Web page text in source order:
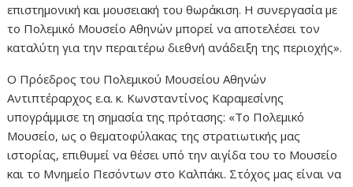
επιστημονική και μουσειακή του θωράκιση. Η συνεργασία με
το Πολεμικό Μουσείο Αθηνών μπορεί να αποτελέσει τον
καταλύτη για την περαιτέρω διεθνή ανάδειξη της περιοχής».
Ο Πρόεδρος του Πολεμικού Μουσείου Αθηνών
Αντιπτέραρχος ε.α. κ. Κωνσταντίνος Καραμεσίνης
υπογράμμισε τη σημασία της πρότασης: «Το Πολεμικό
Μουσείο, ως ο θεματοφύλακας της στρατιωτικής μας
ιστορίας, επιθυμεί να θέσει υπό την αιγίδα του το Μουσείο
και το Μνημείο Πεσόντων στο Καλπάκι. Στόχος μας είναι να